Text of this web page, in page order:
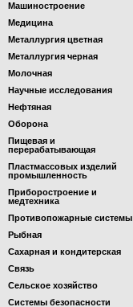
Машиностроение
Медицина
Металлургия цветная
Металлургия черная
Молочная
Научные исследования
Нефтяная
Оборона
Пищевая и
перерабатывающая
Пластмассовых изделий
промышленность
Приборостроение и
медтехника
Противопожарные системы
Рыбная
Сахарная и кондитерская
Связь
Сельское хозяйство
Системы безопасности